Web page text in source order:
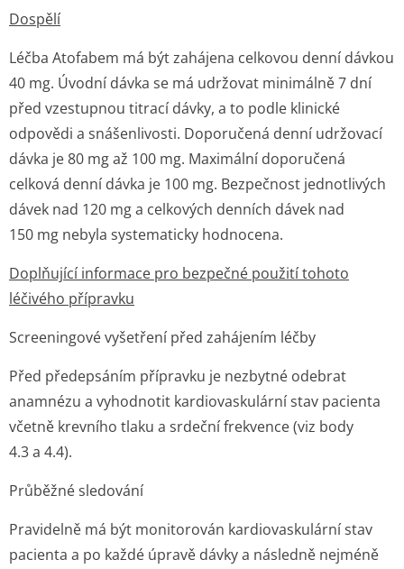
Dospělí
Léčba Atofabem má být zahájena celkovou denní dávkou
40 mg. Úvodní dávka se má udržovat minimálně 7 dní
před vzestupnou titrací dávky, a to podle klinické
odpovědi a snášenlivosti. Doporučená denní udržovací
dávka je 80 mg až 100 mg. Maximální doporučená
celková denní dávka je 100 mg. Bezpečnost jednotlivých
dávek nad 120 mg a celkových denních dávek nad
150 mg nebyla systematicky hodnocena.
Doplňující informace pro bezpečné použití tohoto
léčivého přípravku
Screeningové vyšetření před zahájením léčby
Před předepsáním přípravku je nezbytné odebrat
anamnézu a vyhodnotit kardiovaskulární stav pacienta
včetně krevního tlaku a srdeční frekvence (viz body
4.3 a 4.4).
Průběžné sledování
Pravidelně má být monitorován kardiovaskulární stav
pacienta a po každé úpravě dávky a následně nejméně